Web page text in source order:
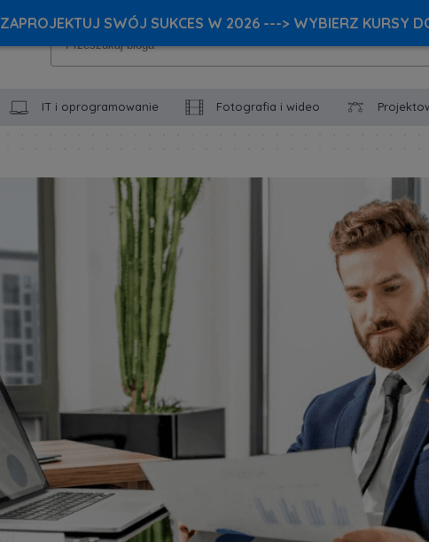
IT i oprogramowanie Fotografia i wideo
ZAPROJEKTUJ SWÓJ SUKCES W 2026 ---> WYBIERZ KURSY